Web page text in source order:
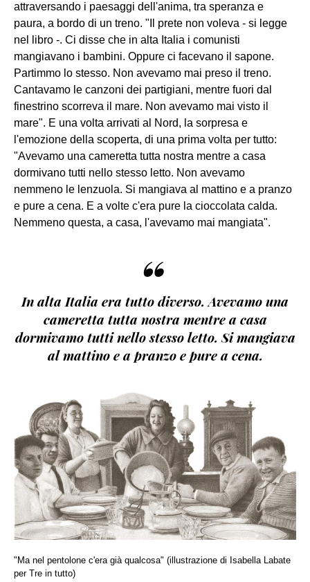
attraversando i paesaggi dell'anima, tra speranza e
paura, a bordo di un treno. "Il prete non voleva - si legge
nel libro -. Ci disse che in alta Italia i comunisti
mangiavano i bambini. Oppure ci facevano il sapone.
Partimmo lo stesso. Non avevamo mai preso il treno.
Cantavamo le canzoni dei partigiani, mentre fuori dal
finestrino scorreva il mare. Non avevamo mai visto il
mare". E una volta arrivati al Nord, la sorpresa e
l'emozione della scoperta, di una prima volta per tutto:
"Avevamo una cameretta tutta nostra mentre a casa
dormivano tutti nello stesso letto. Non avevamo
nemmeno le lenzuola. Si mangiava al mattino e a pranzo
e pure a cena. E a volte c'era pure la cioccolata calda.
Nemmeno questa, a casa, l'avevamo mai mangiata".
“
In alta Italia era tutto diverso. Avevamo una
cameretta tutta nostra mentre a casa
dormivamo tutti nello stesso letto. Si mangiava
al mattino e a pranzo e pure a cena.
"Ma nel pentolone c'era già qualcosa" (illustrazione di Isabella Labate
per Tre in tutto)